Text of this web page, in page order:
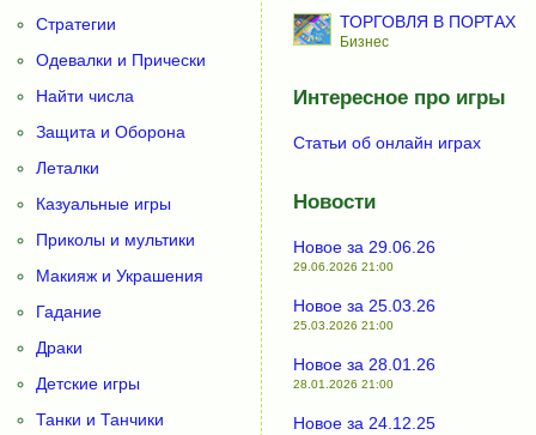
Стратегии
Одевалки и Прически
Найти числа
Защита и Оборона
Леталки
Казуальные игры
Приколы и мультики
Макияж и Украшения
Гадание
Драки
Детские игры
Танки и Танчики
ТОРГОВЛЯ В ПОРТАХ
Бизнес
Интересное про игры
Статьи об онлайн играх
Новости
Новое за 29.06.26
29.06.2026 21:00
Новое за 25.03.26
25.03.2026 21:00
Новое за 28.01.26
28.01.2026 21:00
Новое за 24.12.25